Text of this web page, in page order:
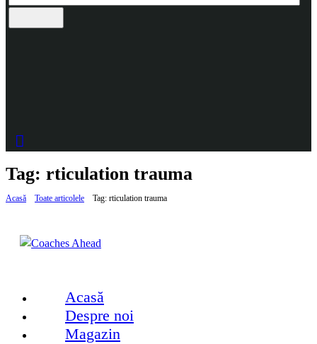
Tag: rticulation trauma
Acasă Toate articolele Tag: rticulation trauma
Acasă
Despre noi
Magazin